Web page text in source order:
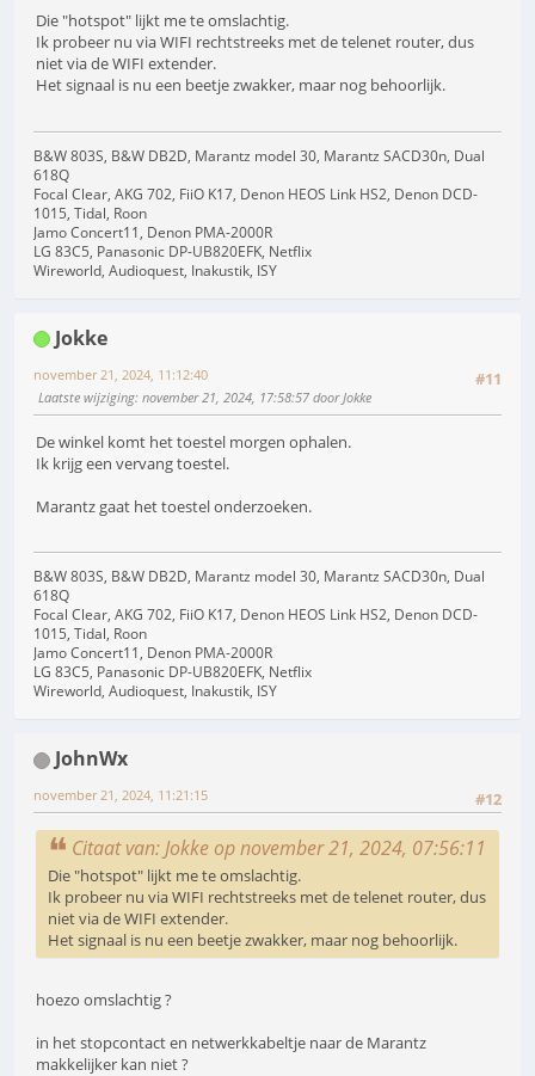
Die "hotspot" lijkt me te omslachtig.
Ik probeer nu via WIFI rechtstreeks met de telenet router, dus
niet via de WIFI extender.
Het signaal is nu een beetje zwakker, maar nog behoorlijk.
B&W 803S, B&W DB2D, Marantz model 30, Marantz SACD30n, Dual
618Q
Focal Clear, AKG 702, FiiO K17, Denon HEOS Link HS2, Denon DCD-
1015, Tidal, Roon
Jamo Concert11, Denon PMA-2000R
LG 83C5, Panasonic DP-UB820EFK, Netflix
Wireworld, Audioquest, Inakustik, ISY
Jokke
#11
november 21, 2024, 11:12:40
Laatste wijziging: november 21, 2024, 17:58:57 door Jokke
De winkel komt het toestel morgen ophalen.
Ik krijg een vervang toestel.
Marantz gaat het toestel onderzoeken.
B&W 803S, B&W DB2D, Marantz model 30, Marantz SACD30n, Dual
618Q
Focal Clear, AKG 702, FiiO K17, Denon HEOS Link HS2, Denon DCD-
1015, Tidal, Roon
Jamo Concert11, Denon PMA-2000R
LG 83C5, Panasonic DP-UB820EFK, Netflix
Wireworld, Audioquest, Inakustik, ISY
JohnWx
#12
november 21, 2024, 11:21:15
Citaat van: Jokke op november 21, 2024, 07:56:11
Die "hotspot" lijkt me te omslachtig.
Ik probeer nu via WIFI rechtstreeks met de telenet router, dus
niet via de WIFI extender.
Het signaal is nu een beetje zwakker, maar nog behoorlijk.
hoezo omslachtig ?
in het stopcontact en netwerkkabeltje naar de Marantz
makkelijker kan niet ?